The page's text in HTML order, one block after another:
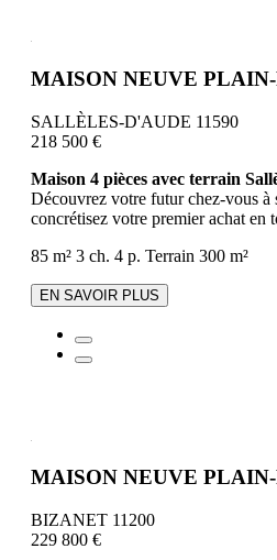
MAISON NEUVE PLAIN-
SALLÈLES-D'AUDE 11590
218 500 €
Maison 4 pièces avec terrain
Découvrez votre futur chez-vous à
concrétisez votre premier achat en
85 m² 3 ch. 4 p. Terrain 300 m²
EN SAVOIR PLUS
MAISON NEUVE PLAIN-
BIZANET 11200
229 800 €